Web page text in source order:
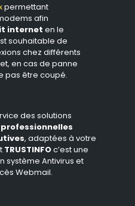
permettant
afin
internet en le
souhaitable de
chez différents
en cas de panne
pas être coupé.
des solutions
professionnelles
, adaptées à votre
TRUSTINFOc’est une
système Antivirus et
Webmail.